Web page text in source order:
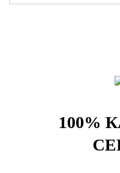
100%